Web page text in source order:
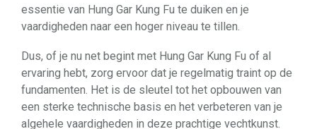
essentie van Hung Gar Kung Fu te duiken en je
vaardigheden naar een hoger niveau te tillen.
Dus, of je nu net begint met Hung Gar Kung Fu of al
ervaring hebt, zorg ervoor dat je regelmatig traint op de
fundamenten. Het is de sleutel tot het opbouwen van
een sterke technische basis en het verbeteren van je
algehele vaardigheden in deze prachtige vechtkunst.